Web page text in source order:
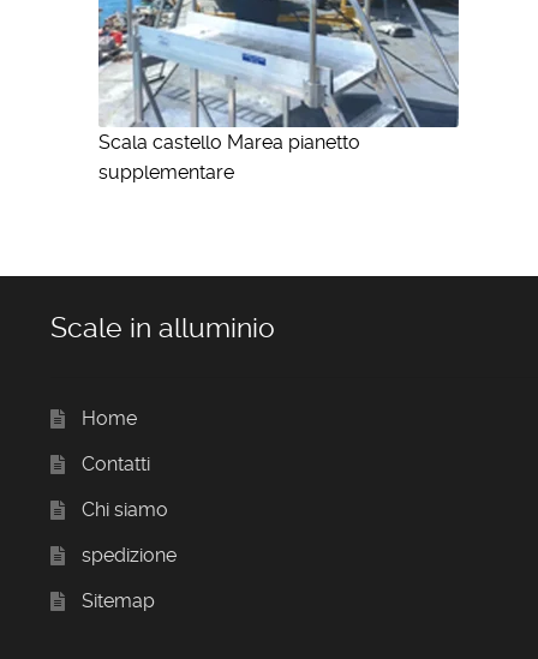
Scala castello Marea pianetto
supplementare
Scale in alluminio
Home
Contatti
Chi siamo
spedizione
Sitemap